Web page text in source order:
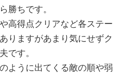
勝ちです。
高得点クリアなど各ステー
りますがあまり気にせずク
です。
ように出てくる敵の順や弱